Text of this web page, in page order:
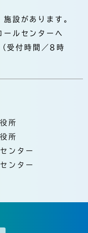
設があります。
ールセンターへ
付時間／8時
所
所
ンター
ンター